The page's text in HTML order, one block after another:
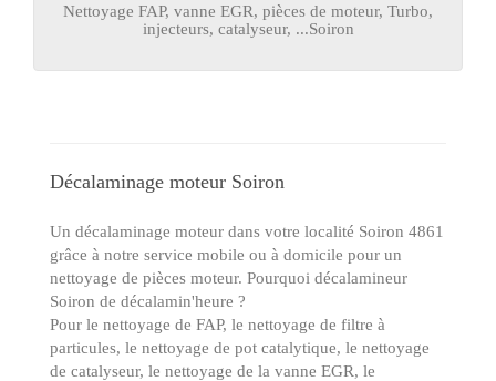
Nettoyage FAP, vanne EGR, pièces de moteur, Turbo,
injecteurs, catalyseur, ...Soiron
Décalaminage moteur Soiron
Un décalaminage moteur dans votre localité Soiron 4861
grâce à notre service mobile ou à domicile pour un
nettoyage de pièces moteur. Pourquoi décalamineur
Soiron de décalamin'heure ?
Pour le nettoyage de FAP, le nettoyage de filtre à
particules, le nettoyage de pot catalytique, le nettoyage
de catalyseur, le nettoyage de la vanne EGR, le